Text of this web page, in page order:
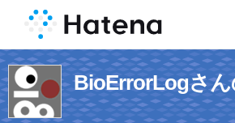
BioErrorLogさ